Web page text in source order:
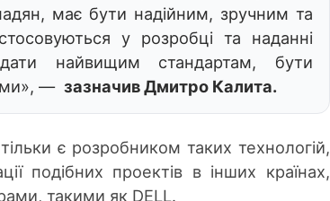
має бути надійним, зручним та
у розробці та наданні
найвищим стандартам, бути
—зазначив Дмитро Калита.
є розробником таких технологій,
подібних проектів в інших країнах,
такими як DELL.